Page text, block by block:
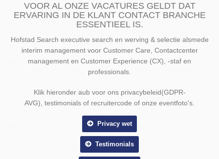
VOOR AL ONZE VACATURES GELDT DAT
ERVARING IN DE KLANT CONTACT BRANCHE
ESSENTIEEL IS.
Hofstad Search executive search en werving & selectie alsmede
interim management voor Customer Care, Contactcenter
management en Customer Experience (CX), -staf en
professionals.
Klik hieronder aub voor ons privacybeleid(GDPR-
AVG), testimonials of recruitercode of onze eventfoto's.
Privacy wet
Testimonials